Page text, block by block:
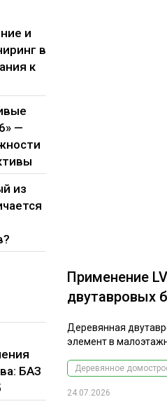
и
в
к
—
из
БАЗ
Применение
двутавровых
Деревянная
элемент в
Деревянное
24.07.2026